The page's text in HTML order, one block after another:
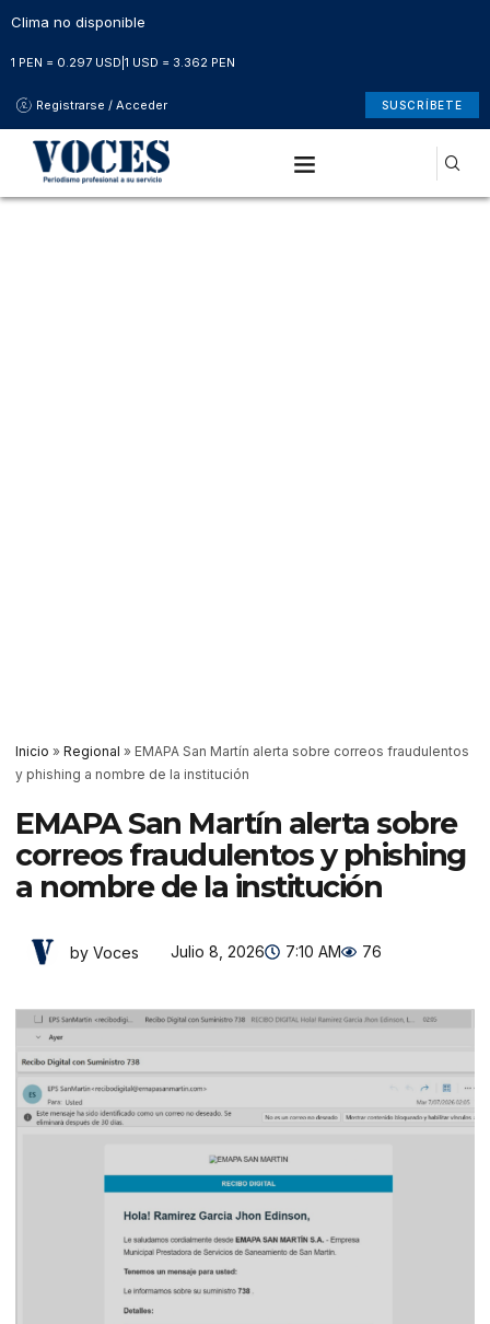
Clima no disponible
1 PEN = 0.297 USD 1 USD = 3.362 PEN
Registrarse / Acceder SUSCRÍBETE
Inicio » Regional » EMAPA San Martín alerta sobre correos fraudulentos
y phishing a nombre de la institución
EMAPA San Martín alerta sobre
correos fraudulentos y phishing
a nombre de la institución
by Voces Julio 8, 2026 7:10 AM 76